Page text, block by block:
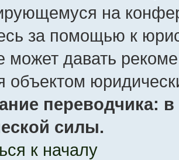
на
за помощью к
может давать
объектом
переводчика:
силы.
к началу